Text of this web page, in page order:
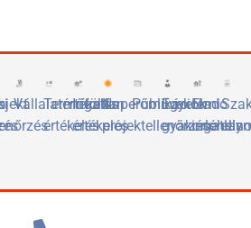
Vállalatértékelés
Termőföld
értékelés
Ingatlan
értékelés
Naperőművek
projektellenőrzése
Publikációk
Egyetemi
gyakorlóhely
Eladó